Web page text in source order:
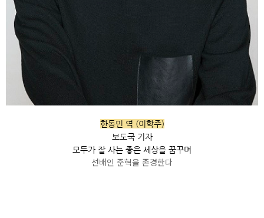
한동민 역 (이학주)
보도국 기자
모두가 잘 사는 좋은 세상을 꿈꾸며
선배인 준혁을 존경한다